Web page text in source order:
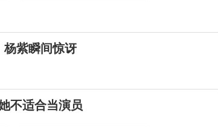
杨紫瞬间惊讶
不适合当演员